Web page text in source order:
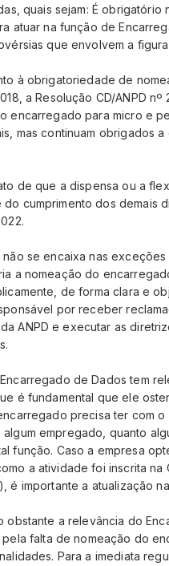
quais sejam: É
atuar na função de
que envolvem a
à obrigatoriedade de
a Resolução CD/ANPD
encarregado para micro e
mas continuam obrigados
de que a dispensa ou a
cumprimento dos demais
não se encaixa nas
a nomeação do
de forma clara e
por receber
ANPD e executar as
de Dados tem
é fundamental que ele
precisa ter com
algum empregado, quanto
função. Caso a empresa
a atividade foi inscrita
é importante a atualização
obstante a relevância do
falta de nomeação do
Para a imediata